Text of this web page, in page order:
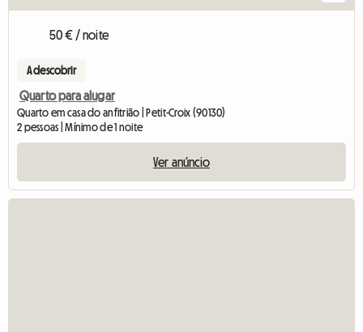
50 € / noite
A descobrir
Quarto para alugar
Quarto em casa do anfitrião | Petit-Croix (90130)
2 pessoas | Mínimo de 1 noite
Ver anúncio